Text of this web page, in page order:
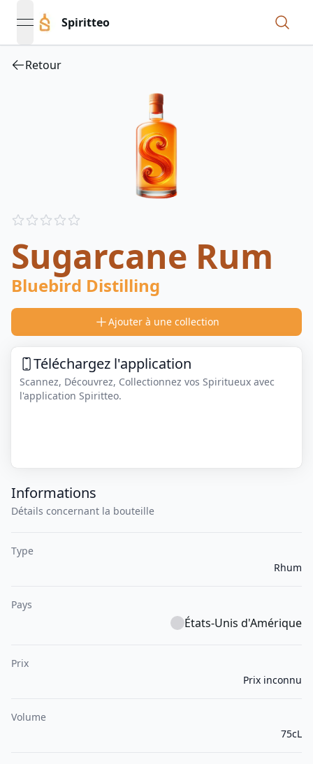
open navigation menu
Spiritteo
Retour
Reviews
Sugarcane Rum
Bluebird Distilling
Ajouter à une collection
Téléchargez l'application
Scannez, Découvrez, Collectionnez vos Spiritueux avec
l'application Spiritteo.
Informations
Détails concernant la bouteille
Type
Rhum
Pays
États-Unis d'Amérique
Prix
Prix inconnu
Volume
75cL